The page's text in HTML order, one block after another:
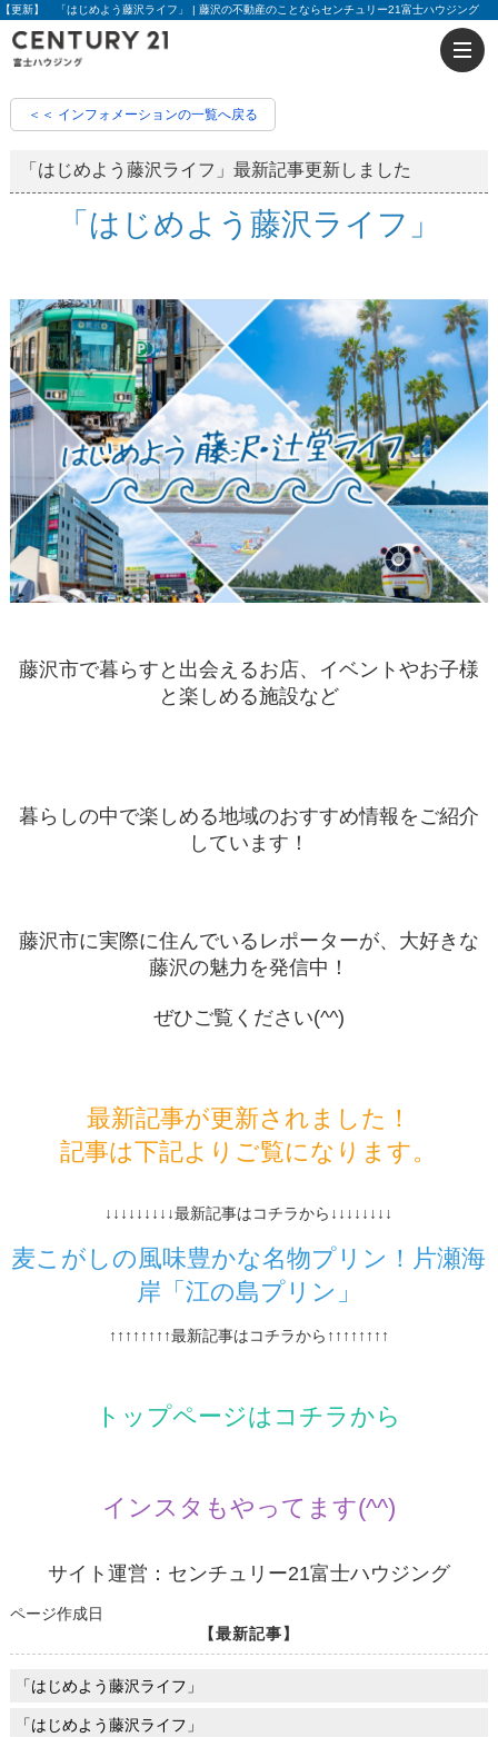
【更新】 「はじめよう藤沢ライフ」 | 藤沢の不動産のことならセンチュリー21富士ハウジング
＜＜ インフォメーションの一覧へ戻る
「はじめよう藤沢ライフ」最新記事更新しました
「はじめよう藤沢ライフ」
藤沢市で暮らすと出会えるお店、イベントやお子様
と楽しめる施設など
暮らしの中で楽しめる地域のおすすめ情報をご紹介
しています！
藤沢市に実際に住んでいるレポーターが、大好きな
藤沢の魅力を発信中！
ぜひご覧ください(^^)
最新記事が更新されました！
記事は下記よりご覧になります。
↓↓↓↓↓↓↓↓↓最新記事はコチラから↓↓↓↓↓↓↓↓
麦こがしの風味豊かな名物プリン！片瀬海
岸「江の島プリン」
↑↑↑↑↑↑↑↑最新記事はコチラから↑↑↑↑↑↑↑↑
トップページはコチラから
インスタもやってます(^^)
サイト運営：センチュリー21富士ハウジング
ページ作成日
【最新記事】
「はじめよう藤沢ライフ」
「はじめよう藤沢ライフ」